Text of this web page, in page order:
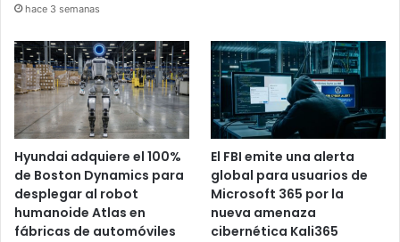
hace 3 semanas
Hyundai adquiere el 100%
de Boston Dynamics para
desplegar al robot
humanoide Atlas en
fábricas de automóviles
El FBI emite una alerta
global para usuarios de
Microsoft 365 por la
nueva amenaza
cibernética Kali365